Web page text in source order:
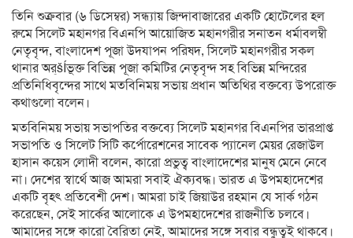
তিনি শুক্রবার (৬ ডিসেম্বর) সন্ধ্যায় জিন্দাবাজারের একটি হোটেলের হল
রুমে সিলেট মহানগর বিএনপি আয়োজিত মহানগরীর সনাতন ধর্মাবলম্বী
নেতৃবৃন্দ, বাংলাদেশ পূজা উদযাপন পরিষদ, সিলেট মহানগরীর সকল
থানার অর্šÍভূক্ত বিভিন্ন পূজা কমিটির নেতৃবৃন্দ সহ বিভিন্ন মন্দিরের
প্রতিনিধিবৃন্দের সাথে মতবিনিময় সভায় প্রধান অতিথির বক্তব্যে উপরোক্ত
কথাগুলো বলেন।
মতবিনিময় সভায় সভাপতির বক্তব্যে সিলেট মহানগর বিএনপির ভারপ্রাপ্ত
সভাপতি ও সিলেট সিটি কর্পোরেশনের সাবেক প্যানেল মেয়র রেজাউল
হাসান কয়েস লোদী বলেন, কারো প্রভুত্ব বাংলাদেশের মানুষ মেনে নেবে
না। দেশের স্বার্থে আজ আমরা সবাই ঐক্যবদ্ধ। ভারত এ উপমহাদেশের
একটি বৃহৎ প্রতিবেশী দেশ। আমরা চাই জিয়াউর রহমান যে সার্ক গঠন
করেছেন, সেই সার্কের আলোকে এ উপমহাদেশের রাজনীতি চলবে।
আমাদের সঙ্গে কারো বৈরিতা নেই, আমাদের সঙ্গে সবার বন্ধুত্বই থাকবে।